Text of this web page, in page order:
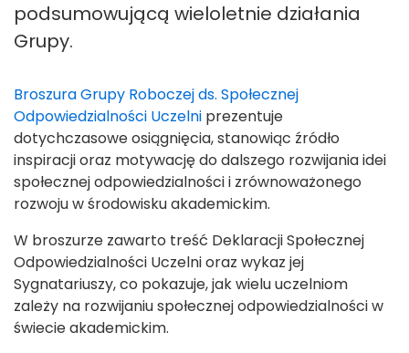
podsumowującą wieloletnie działania
Grupy.
Broszura Grupy Roboczej ds. Społecznej
Odpowiedzialności Uczelni prezentuje
dotychczasowe osiągnięcia, stanowiąc źródło
inspiracji oraz motywację do dalszego rozwijania idei
społecznej odpowiedzialności i zrównoważonego
rozwoju w środowisku akademickim.
W broszurze zawarto treść Deklaracji Społecznej
Odpowiedzialności Uczelni oraz wykaz jej
Sygnatariuszy, co pokazuje, jak wielu uczelniom
zależy na rozwijaniu społecznej odpowiedzialności w
świecie akademickim.